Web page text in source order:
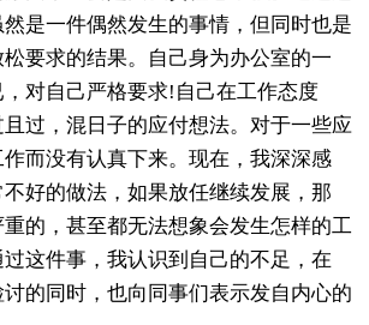
是一件偶然发生的事情，但同时也是
要求的结果。自己身为办公室的一
，对自己严格要求!自己在工作态度
过，混日子的应付想法。对于一些应
而没有认真下来。现在，我深深感
好的做法，如果放任继续发展，那
的，甚至都无法想象会发生怎样的工
这件事，我认识到自己的不足，在
的同时，也向同事们表示发自内心的